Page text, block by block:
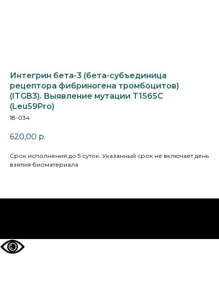
Интегрин бета-3 (бета-субъединица
рецептора фибриногена тромбоцитов)
(ITGB3). Выявление мутации T1565C
(Leu59Pro)
18-034
620,00 р.
Cрок исполнения:до 5 суток. Указанный срок не включает день
взятия биоматериала